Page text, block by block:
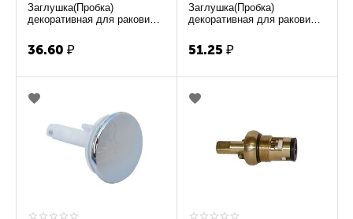
Заглушка(Пробка)
декоративная для раковины
36.60 ₽
Заглушка(Пробка)
декоративная для раковины
51.25 ₽